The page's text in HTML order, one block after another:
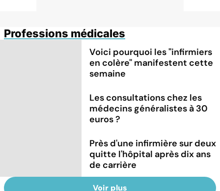
Professions médicales
Voici pourquoi les "infirmiers
en colère" manifestent cette
semaine
Les consultations chez les
médecins généralistes à 30
euros ?
Près d'une infirmière sur deux
quitte l'hôpital après dix ans
de carrière
Voir plus